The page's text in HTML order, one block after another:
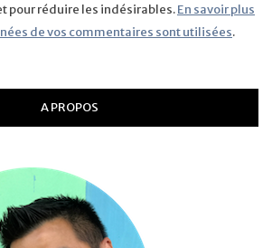
pour réduire les indésirables.En savoir plus
de vos commentaires sont utilisées.
A PROPOS